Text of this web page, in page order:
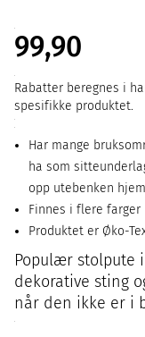
99,90
Rabatter beregnes i
spesifikke produktet.
Har mange
ha som
opp utebenken
Finnes i flere farger
Produktet er Øko-
Populær stolpute
dekorative sting
når den ikke er i